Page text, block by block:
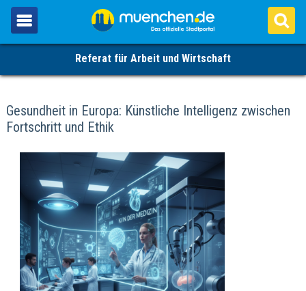
Referat für Arbeit und Wirtschaft
Gesundheit in Europa: Künstliche Intelligenz zwischen
Fortschritt und Ethik